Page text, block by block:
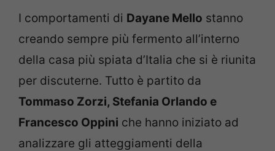
I comportamenti di Dayane Mello stanno
creando sempre più fermento all’interno
della casa più spiata d’Italia che si è riunita
per discuterne. Tutto è partito da
Tommaso Zorzi, Stefania Orlando e
Francesco Oppini che hanno iniziato ad
analizzare gli atteggiamenti della